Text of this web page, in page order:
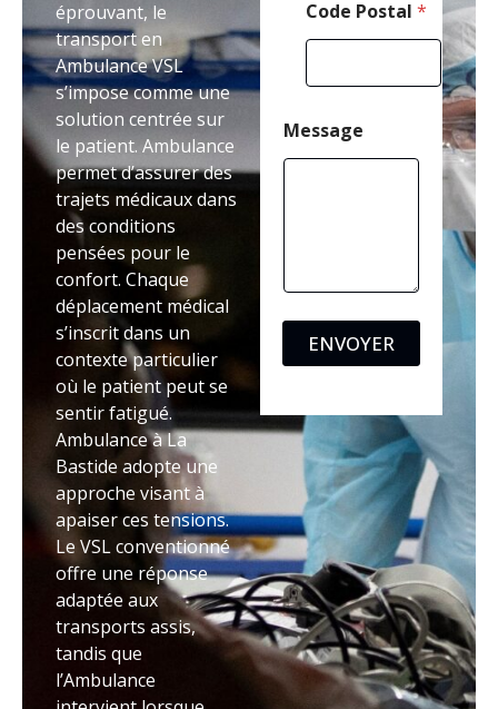
éprouvant, le
transport en
Ambulance VSL
s’impose comme une
solution centrée sur
le patient. Ambulance
permet d’assurer des
trajets médicaux dans
des conditions
pensées pour le
confort. Chaque
déplacement médical
s’inscrit dans un
contexte particulier
où le patient peut se
sentir fatigué.
Ambulance à La
Bastide adopte une
approche visant à
apaiser ces tensions.
Le VSL conventionné
offre une réponse
adaptée aux
transports assis,
tandis que
l’Ambulance
Code Postal *
Message
ENVOYER